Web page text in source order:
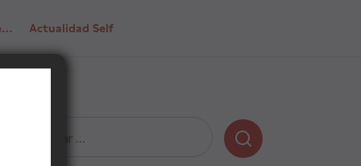
Actualidad Self